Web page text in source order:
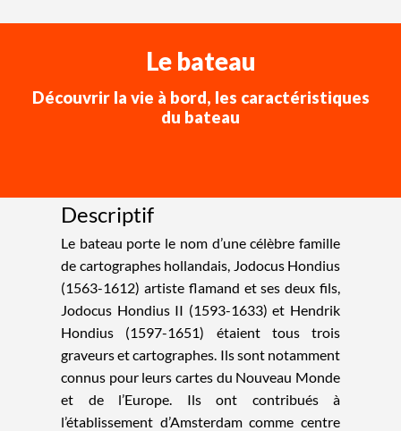
Le bateau
Découvrir la vie à bord, les caractéristiques
du bateau
Descriptif
Le bateau porte le nom d’une célèbre famille
de cartographes hollandais, Jodocus Hondius
(1563-1612) artiste flamand et ses deux fils,
Jodocus Hondius II (1593-1633) et Hendrik
Hondius (1597-1651) étaient tous trois
graveurs et cartographes. Ils sont notamment
connus pour leurs cartes du Nouveau Monde
et de l’Europe. Ils ont contribués à
l’établissement d’Amsterdam comme centre